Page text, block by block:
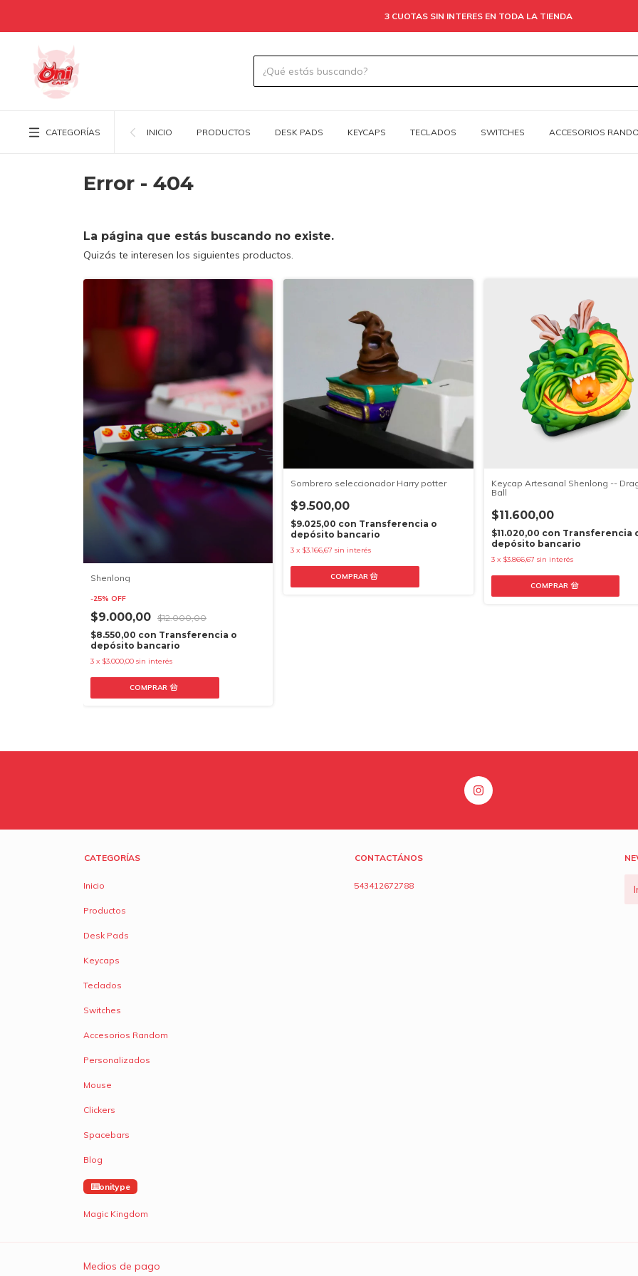
3 CUOTAS SIN INTERES EN TODA LA TIENDA
CATEGORÍAS INICIO PRODUCTOS DESK PADS KEYCAPS TECLADOS SWITCHES ACCESORIOS
Error - 404
La página que estás buscando no existe.
Quizás te interesen los siguientes productos.
Shenlong
-25% OFF
$9.000,00 $12.000,00
$8.550,00 con Transferencia o
depósito bancario
3 x $3.000,00 sin interés
Sombrero seleccionador Harry potter
$9.500,00
$9.025,00 con Transferencia o
depósito bancario
3 x $3.166,67 sin interés
Keycap Artesanal Shenlong --
Ball
$11.600,00
$11.020,00 con Transferencia
depósito bancario
3 x $3.866,67 sin interés
CATEGORÍAS
Inicio
Productos
Desk Pads
Keycaps
Teclados
Switches
Accesorios Random
Personalizados
Mouse
Clickers
Spacebars
Blog
onitype
Magic Kingdom
CONTACTÁNOS
543412672788
Medios de pago